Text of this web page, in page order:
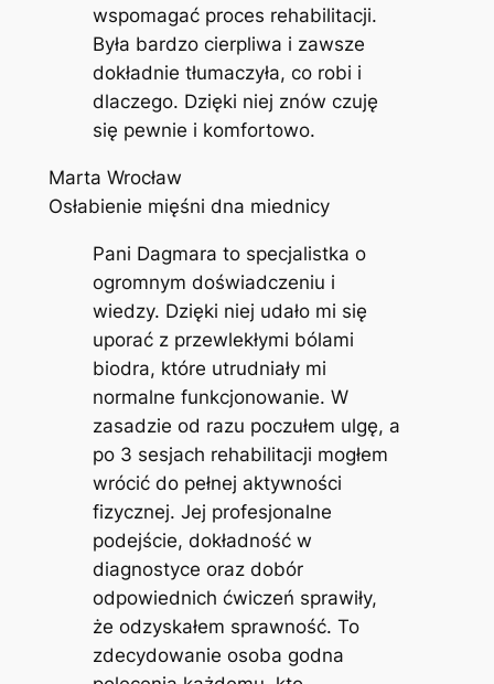
wspomagać proces rehabilitacji.
Była bardzo cierpliwa i zawsze
dokładnie tłumaczyła, co robi i
dlaczego. Dzięki niej znów czuję
się pewnie i komfortowo.
Marta Wrocław
Osłabienie mięśni dna miednicy
Pani Dagmara to specjalistka o
ogromnym doświadczeniu i
wiedzy. Dzięki niej udało mi się
uporać z przewlekłymi bólami
biodra, które utrudniały mi
normalne funkcjonowanie. W
zasadzie od razu poczułem ulgę, a
po 3 sesjach rehabilitacji mogłem
wrócić do pełnej aktywności
fizycznej. Jej profesjonalne
podejście, dokładność w
diagnostyce oraz dobór
odpowiednich ćwiczeń sprawiły,
że odzyskałem sprawność. To
zdecydowanie osoba godna